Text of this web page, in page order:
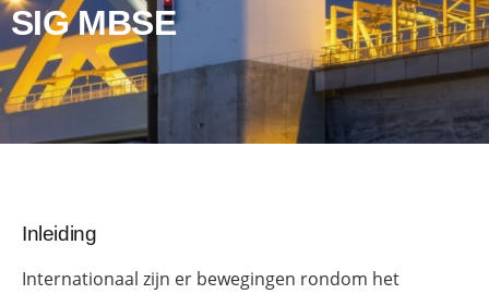
SIG MBSE
Inleiding
Internationaal zijn er bewegingen rondom het